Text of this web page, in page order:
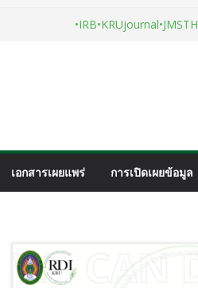
•IRB•KRUjournal•JMSTH
เอกสารเผยแพร่ การเปิดเผยข้อมูล